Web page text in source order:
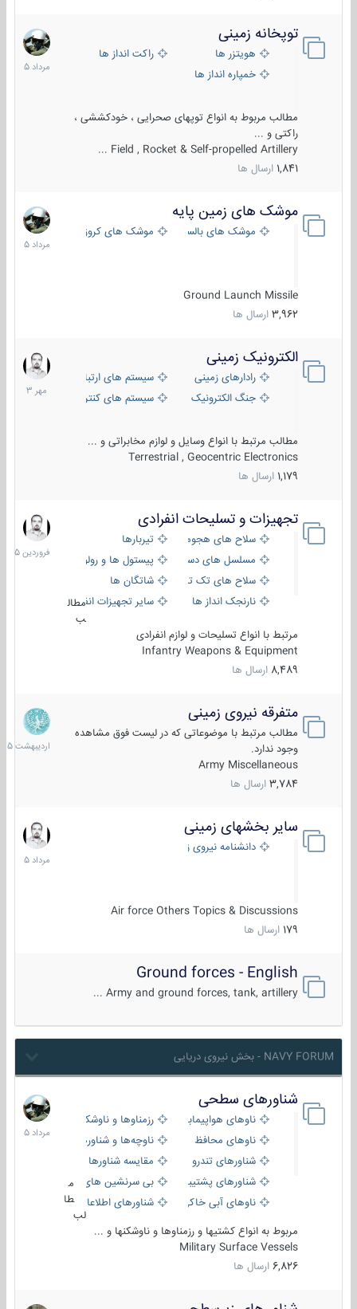
توپخانه زمینی
هویتزر ها
راکت انداز ها
خمپاره انداز ها
مطالب مربوط به انواع توپهای صحرایی ، خودکششی ،
راکتی و ...
Field , Rocket & Self-propelled Artillery ...
1,841 ارسال ها
9
مرداد
1405
موشک های زمین پایه
موشک های بالستیک موشک های کروز
Ground Launch Missile
3,962 ارسال ها
2
مرداد
1405
الکترونیک زمینی
رادارهای زمینی
سیستم های ارتباطی و جمع آوری
جنگ الکترونیک
سیستم های کنترل آتش و تجهیزات
مطالب مرتبط با انواع وسایل و لوازم مخابراتی و ...
Terrestrial , Geocentric Electronics
1,179 ارسال ها
1
مهر
1403
تجهیزات و تسلیحات انفرادی
سلاح های هجومی
تیربارها
مسلسل های دستی
پیستول ها و رولورها
سلاح های تک تیر اندازیشاتگان ها
نارنجک انداز ها
سایر تجهیزات انفرادی
مطال
ب
مرتبط با انواع تسلیحات و لوازم انفرادی
Infantry Weapons & Equipment
8,489 ارسال ها
17
فروردین
1405
متفرقه نیروی زمینی
مطالب مرتبط با موضوعاتی که در لیست فوق مشاهده
وجود ندارد.
Army Miscellaneous
3,784 ارسال ها
27
1405
سایر بخشهای زمینی
دانشنامه نیروی زمینی
Air force Others Topics & Discussions
179 ارسال ها
9
مرداد
1405
Ground forces - English
Army and ground forces, tank, artillery ...
NAVY FORUM - بخش نیروی دریایی
شناورهای سطحی
ناوهای هواپیمابر و بالگرد بررزمناوها و ناوشکن‌ها
ناوهای محافظ
ناوچه‌ها و شناورهای گشتی
شناورهای تندرو
مقایسه شناورها
شناورهای پشتیبانی
بی سرنشین های دریایی
ناوهای آبی خاکی و نیروبرشناورهای اطلاعاتی و جاسوسی
طا
لب
مربوط به انواع کشتیها و رزمناوها و ناوشکنها و ...
Military Surface Vessels
6,826 ارسال ها
2
مرداد
1405